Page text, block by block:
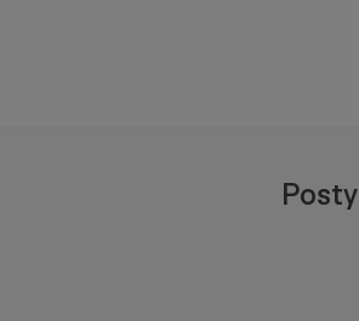
Posty